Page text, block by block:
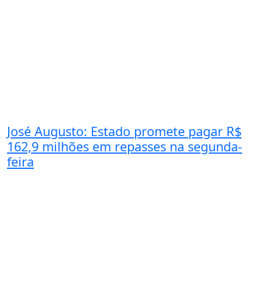
José Augusto: Estado promete pagar R$
162,9 milhões em repasses na segunda-
feira